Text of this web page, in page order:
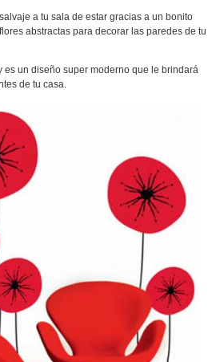
a tu sala de estar gracias a un bonito
abstractas para decorar las paredes de tu
es un diseño super moderno que le brindará
de tu casa.